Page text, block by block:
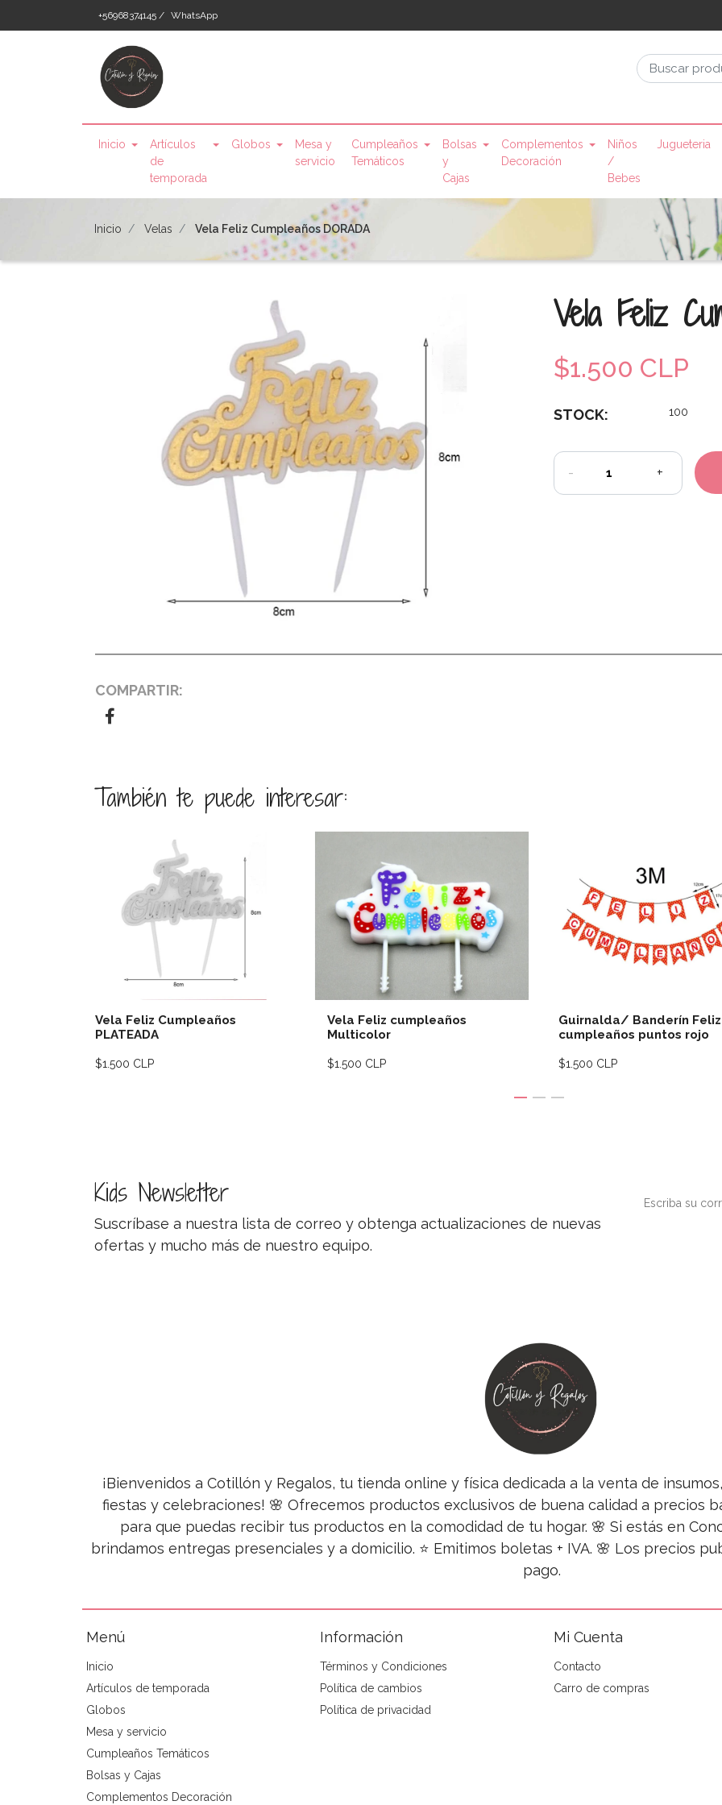
+56968374145 / WhatsApp
Inicio
Artículos
de
temporada
Globos
Mesa y
servicio
Cumpleaños
Temáticos
Bolsas
y
Cajas
Complementos
Decoración
Niños
/
Bebes
Jugueteria
Inicio Velas Vela Feliz Cumpleaños DORADA
Vela Feliz
$1.500 CLP
STOCK: 100
- +
COMPARTIR:
También te puede interesar:
Vela Feliz Cumpleaños
PLATEADA
Ver detalles
$1.500 CLP
Vela Feliz cumpleaños
Multicolor
Ver detalles
$1.500 CLP
Guirnalda/ Banderín Feliz
cumpleaños puntos rojo
Ver
$1.500 CLP
Kids Newsletter
Suscríbase a nuestra lista de correo y obtenga actualizaciones de nuevas
ofertas y mucho más de nuestro equipo.
¡Bienvenidos a Cotillón y Regalos, tu tienda online y física dedicada a la venta de
fiestas y celebraciones! 🌸 Ofrecemos productos exclusivos de buena calidad a precios
para que puedas recibir tus productos en la comodidad de tu hogar. 🌸 Si estás en
brindamos entregas presenciales y a domicilio. ⭐ Emitimos boletas + IVA. 🌸 Los precios
pago.
Menú
Inicio
Artículos de temporada
Globos
Mesa y servicio
Cumpleaños Temáticos
Bolsas y Cajas
Complementos Decoración
Información
Términos y Condiciones
Política de cambios
Política de privacidad
Mi Cuenta
Contacto
Carro de compras